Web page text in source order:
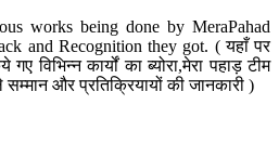
works being done by MeraPahad
and Recognition they got. ( यहाँ पर
गए विभिन्न कार्यों का ब्योरा,मेरा पहाड़ टीम
सम्मान और प्रतिक्रियायों की जानकारी )